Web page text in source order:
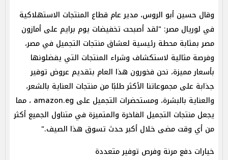
وقال حسين أبو الروس، مدير عام قطاع المنتجات الاستهلاكية
في لوريال مصر: "لقد أصبحت تخفيضات يوم برايم على أمازون
مصر بمثابة محطة رئيسية لعشاق منتجات التجميل في مصر،
وفرصة مثالية لاستكشاف وشراء المنتجات التي يفضلونها
بأسعار مميزة، نحن فخورون هذا العام بتقديم عروض توفير
جذابة على مجموعاتنا الأكثر طلبًا من منتجات العناية بالشعر،
والعناية بالبشرة، ومستحضرات التجميل على amazon.eg ، مما
يجعل منتجات التجميل الفاخرة والمتميزة في متناول الجميع أكثر
من أي وقت مضى خلال أكبر حدث تسوق هذا الصيف."
خيارات دفع مرنة وفرص توفير متعددة